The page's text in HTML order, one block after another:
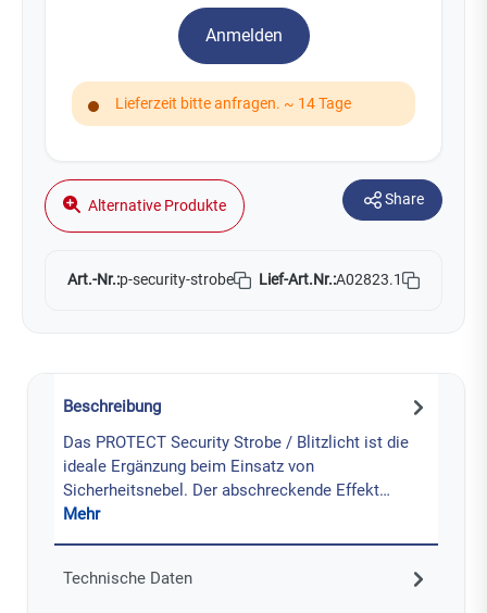
Anmelden
Lieferzeit bitte anfragen. ~ 14 Tage
Alternative Produkte Share
Art.-Nr.:p-security-strobe Lief-Art.Nr.:A02823.1
Beschreibung
Das PROTECT Security Strobe / Blitzlicht ist die
ideale Ergänzung beim Einsatz von
Sicherheitsnebel. Der abschreckende Effekt…
Mehr
Technische Daten